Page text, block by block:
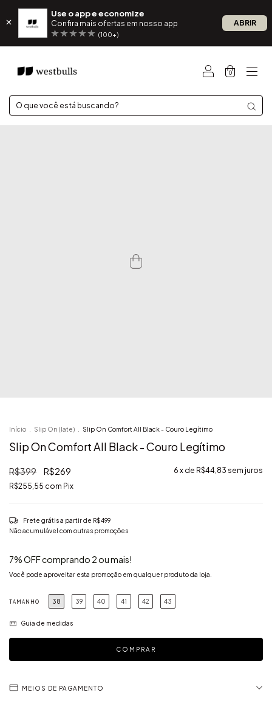
Use o app e economize
Confira mais ofertas em nosso app
(100+)
ABRIR
0
Início . Slip On (Iate) . Slip On Comfort All Black - Couro Legítimo
Slip On Comfort All Black - Couro Legítimo
R$399 R$269
R$255,55 com Pix
6 x de R$44,83 sem juros
Frete grátisa partir de R$499
Não acumulável com outras promoções
7% OFF comprando 2 ou mais!
Você pode aproveitar esta promoção em qualquer produto da loja.
TAMANHO 38 39 40 41 42 43
Guia de medidas
MEIOS DE PAGAMENTO